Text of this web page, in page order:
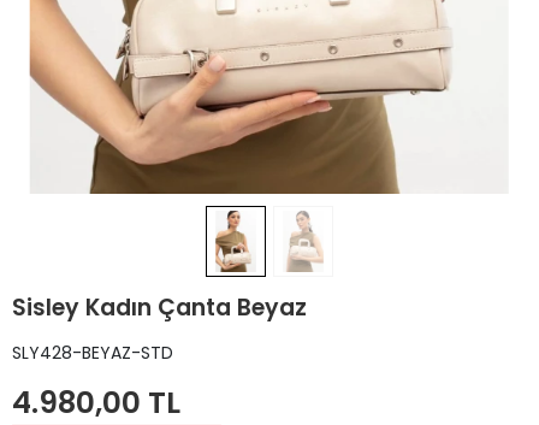
Sisley Kadın Çanta Beyaz
SLY428-BEYAZ-STD
4.980,00 TL